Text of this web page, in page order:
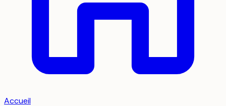
Accueil